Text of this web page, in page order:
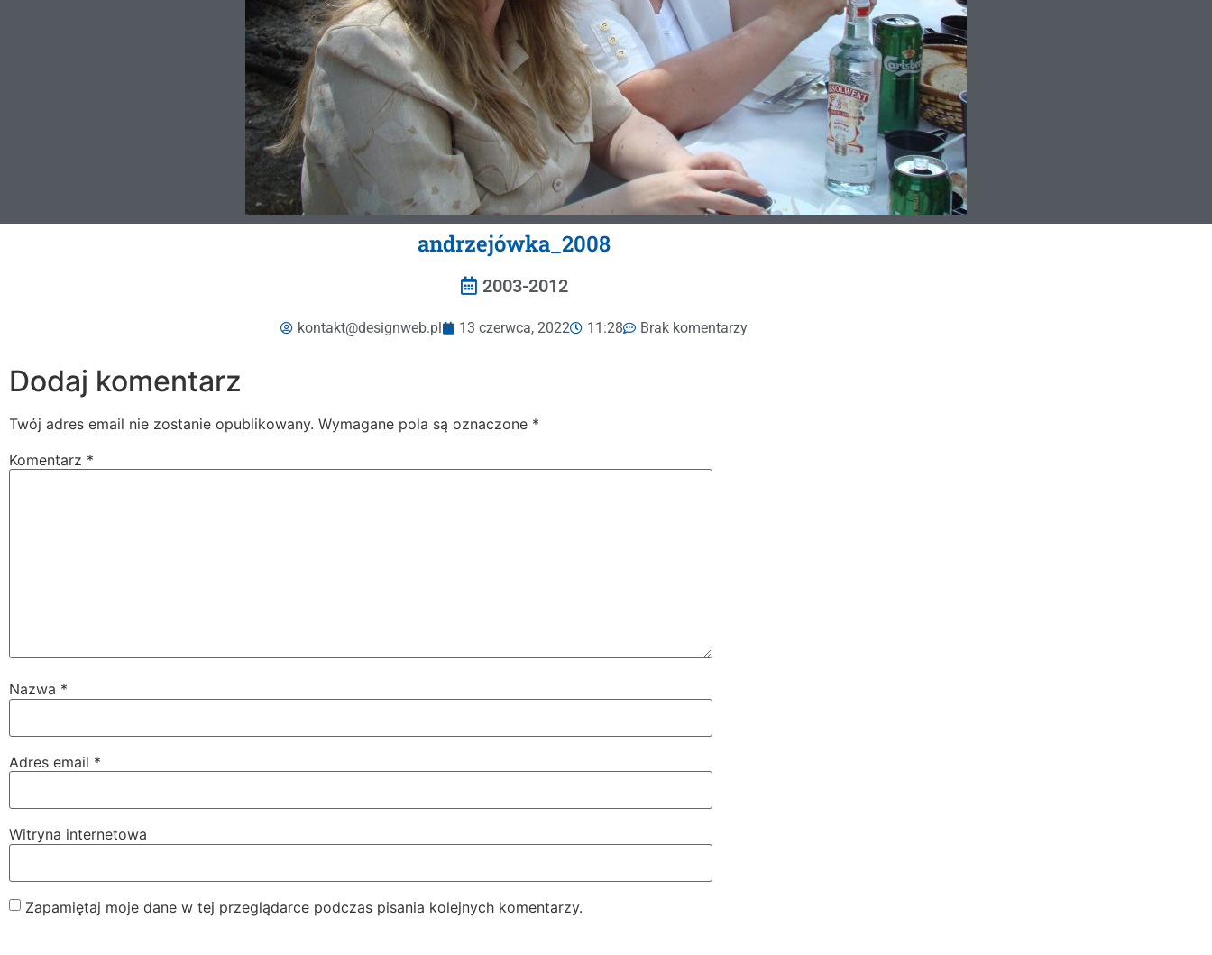
andrzejówka_2008
2003-2012
kontakt@designweb.pl 13 czerwca, 2022 11:28 Brak komentarzy
Dodaj komentarz
Twój adres email nie zostanie opublikowany. Wymagane pola są oznaczone *
Komentarz *
Nazwa *
Adres email *
Witryna internetowa
Zapamiętaj moje dane w tej przeglądarce podczas pisania kolejnych komentarzy.